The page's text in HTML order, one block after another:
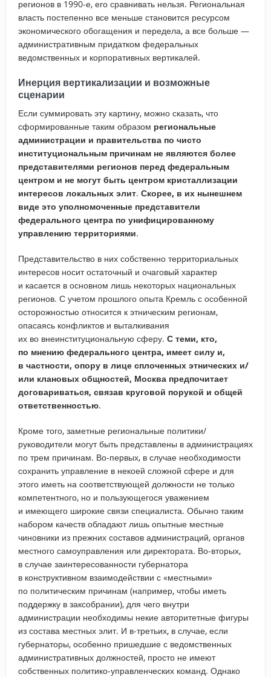
регионов в 1990-е, его сравнивать нельзя. Региональная
власть постепенно все меньше становится ресурсом
экономического обогащения и передела, а все больше —
административным придатком федеральных
ведомственных и корпоративных вертикалей.
Инерция вертикализации и возможные
сценарии
Если суммировать эту картину, можно сказать, что
сформированные таким образом региональные
администрации и правительства по чисто
институциональным причинам не являются более
представителями регионов перед федеральным
центром и не могут быть центром кристаллизации
интересов локальных элит. Скорее, в их нынешнем
виде это уполномоченные представители
федерального центра по унифицированному
управлению территориями.
Представительство в них собственно территориальных
интересов носит остаточный и очаговый характер
и касается в основном лишь некоторых национальных
регионов. С учетом прошлого опыта Кремль с особенной
осторожностью относится к этническим регионам,
опасаясь конфликтов и выталкивания
их во внеинституциональную сферу. С теми, кто,
по мнению федерального центра, имеет силу и,
в частности, опору в лице сплоченных этнических и/
или клановых общностей, Москва предпочитает
договариваться, связав круговой порукой и общей
ответственностью.
Кроме того, заметные региональные политики/
руководители могут быть представлены в администрациях
по трем причинам. Во-первых, в случае необходимости
сохранить управление в некоей сложной сфере и для
этого иметь на соответствующей должности не только
компетентного, но и пользующегося уважением
и имеющего широкие связи специалиста. Обычно таким
набором качеств обладают лишь опытные местные
чиновники из прежних составов администраций, органов
местного самоуправления или директората. Во-вторых,
в случае заинтересованности губернатора
в конструктивном взаимодействии с «местными»
по политическим причинам (например, чтобы иметь
поддержку в заксобрании), для чего внутри
администрации необходимы некие авторитетные фигуры
из состава местных элит. И в-третьих, в случае, если
губернаторы, особенно пришедшие с ведомственных
административных должностей, просто не имеют
собственных политико-управленческих команд. Однако